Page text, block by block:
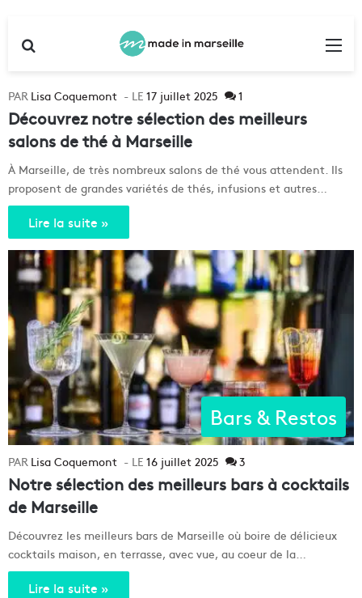
Lisa Coquemont 17 juillet 2025 1
Découvrez notre sélection des meilleurs
salons de thé à Marseille
À Marseille, de très nombreux salons de thé vous attendent. Ils
proposent de grandes variétés de thés, infusions et autres…
Lire la suite »
Bars & Restos
Lisa Coquemont 16 juillet 2025 3
Notre sélection des meilleurs bars à cocktails
de Marseille
Découvrez les meilleurs bars de Marseille où boire de délicieux
cocktails maison, en terrasse, avec vue, au coeur de la…
Lire la suite »